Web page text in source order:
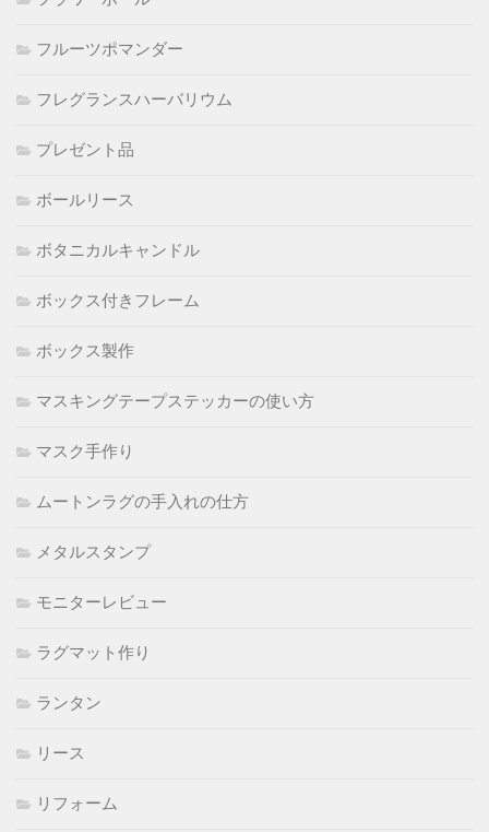
フルーツポマンダー
フレグランスハーバリウム
プレゼント品
ボールリース
ボタニカルキャンドル
ボックス付きフレーム
ボックス製作
マスキングテープステッカーの使い方
マスク手作り
ムートンラグの手入れの仕方
メタルスタンプ
モニターレビュー
ラグマット作り
ランタン
リース
リフォーム